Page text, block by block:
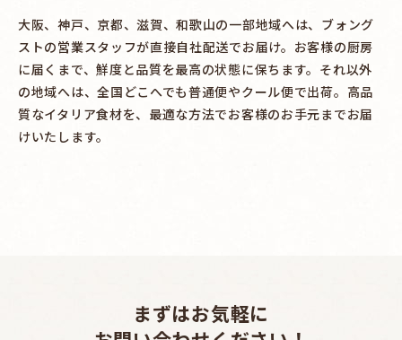
大阪、神戸、京都、滋賀、和歌山の一部地域へは、ブォング
ストの営業スタッフが直接自社配送でお届け。お客様の厨房
に届くまで、鮮度と品質を最高の状態に保ちます。それ以外
の地域へは、全国どこへでも普通便やクール便で出荷。高品
質なイタリア食材を、最適な方法でお客様のお手元までお届
けいたします。
まずはお気軽に